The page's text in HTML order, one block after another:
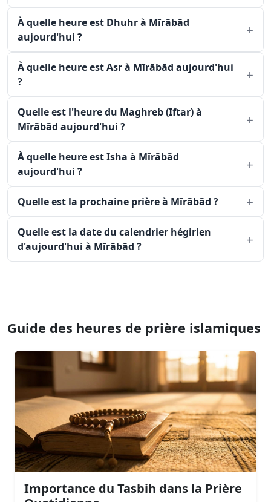
À quelle heure est Dhuhr à Mīrābād
aujourd'hui ?
À quelle heure est Asr à Mīrābād aujourd'hui
?
Quelle est l'heure du Maghreb (Iftar) à
Mīrābād aujourd'hui ?
À quelle heure est Isha à Mīrābād
aujourd'hui ?
Quelle est la prochaine prière à Mīrābād ?
Quelle est la date du calendrier hégirien
d'aujourd'hui à Mīrābād ?
Guide des heures de prière islamiques
Importance du Tasbih dans la Prière